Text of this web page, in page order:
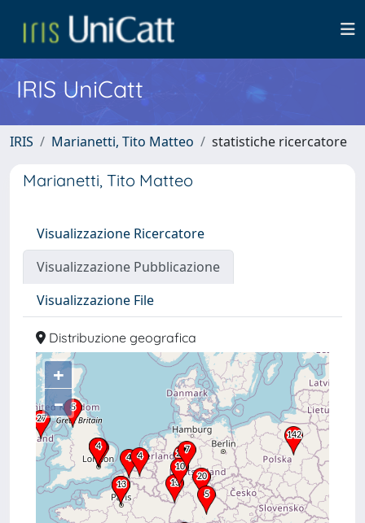
IRIS UniCatt
IRIS Marianetti, Tito Matteo statistiche ricercatore
Marianetti, Tito Matteo
Visualizzazione Ricercatore
Visualizzazione Pubblicazione
Visualizzazione File
Distribuzione geografica
+
–